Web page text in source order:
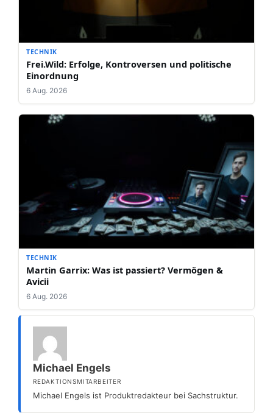
TECHNIK
Frei.Wild: Erfolge, Kontroversen und politische
Einordnung
6 Aug. 2026
TECHNIK
Martin Garrix: Was ist passiert? Vermögen &
Avicii
6 Aug. 2026
Michael Engels
REDAKTIONSMITARBEITER
Michael Engels ist Produktredakteur bei Sachstruktur.